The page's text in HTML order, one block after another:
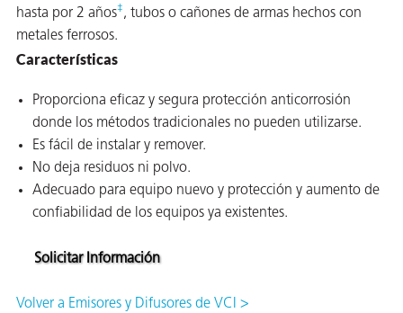
hasta por 2 años‡, tubos o cañones de armas hechos con
metales ferrosos.
Características
Proporciona eficaz y segura protección anticorrosión
donde los métodos tradicionales no pueden utilizarse.
Es fácil de instalar y remover.
No deja residuos ni polvo.
Adecuado para equipo nuevo y protección y aumento de
confiabilidad de los equipos ya existentes.
Solicitar Información
Volver a Emisores y Difusores de VCI >
de